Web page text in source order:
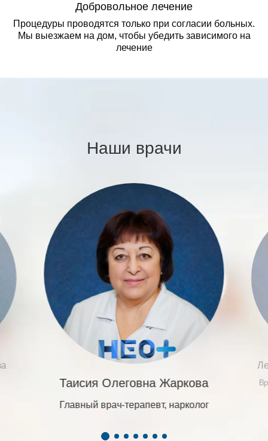
Добровольное лечение
Процедуры проводятся только при согласии больных.
Мы выезжаем на дом, чтобы убедить зависимого на
лечение
Наши врачи
Таисия Олеговна Жаркова
Главный врач-терапевт, нарколог